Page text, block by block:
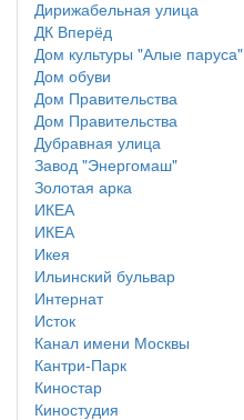
Дирижабельная улица
ДК Вперёд
Дом культуры "Алые паруса"
Дом обуви
Дом Правительства
Дом Правительства
Дубравная улица
Завод "Энергомаш"
Золотая арка
ИКЕА
ИКЕА
Икея
Ильинский бульвар
Интернат
Исток
Канал имени Москвы
Кантри-Парк
Киностар
Киностудия